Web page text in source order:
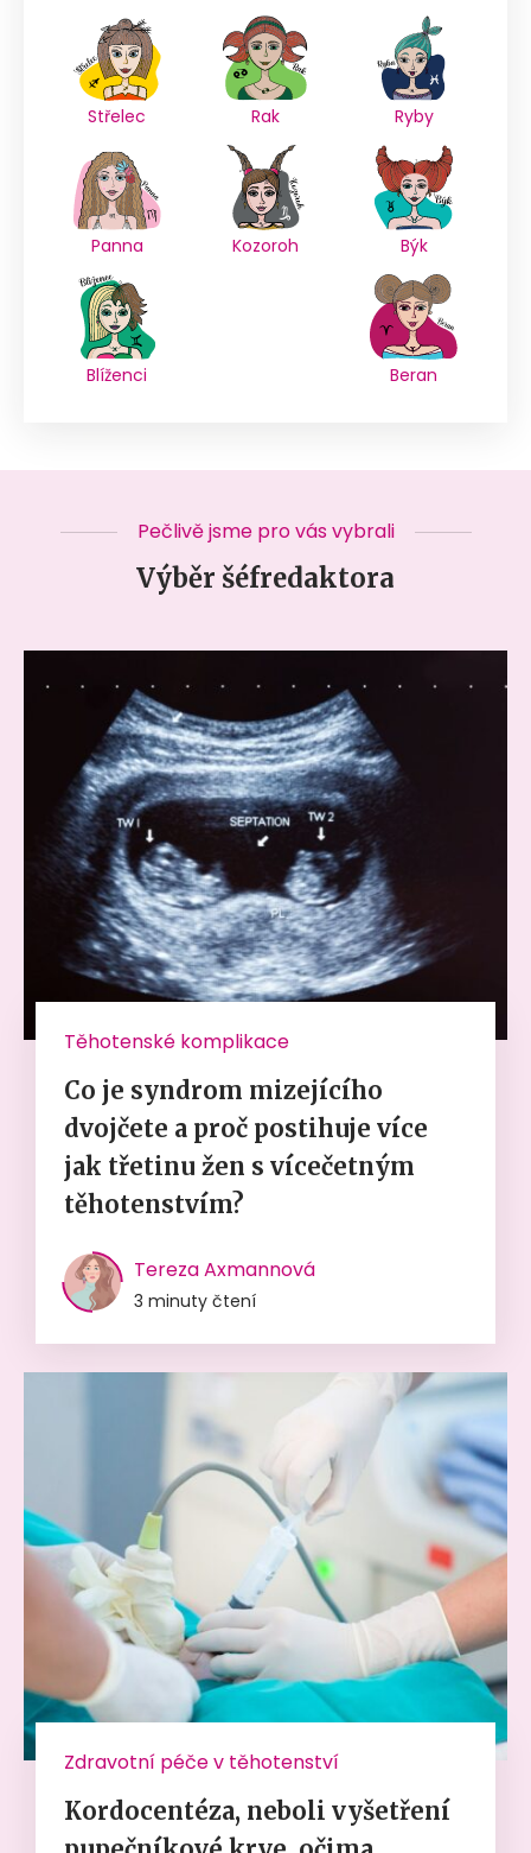
Střelec Rak Ryby
Panna Kozoroh Býk
Blíženci Beran
Pečlivě jsme pro vás vybrali
Výběr šéfredaktora
Těhotenské komplikace
Co je syndrom mizejícího
dvojčete a proč postihuje více
jak třetinu žen s vícečetným
těhotenstvím?
Tereza Axmannová
3 minuty čtení
Zdravotní péče v těhotenství
Kordocentéza, neboli vyšetření